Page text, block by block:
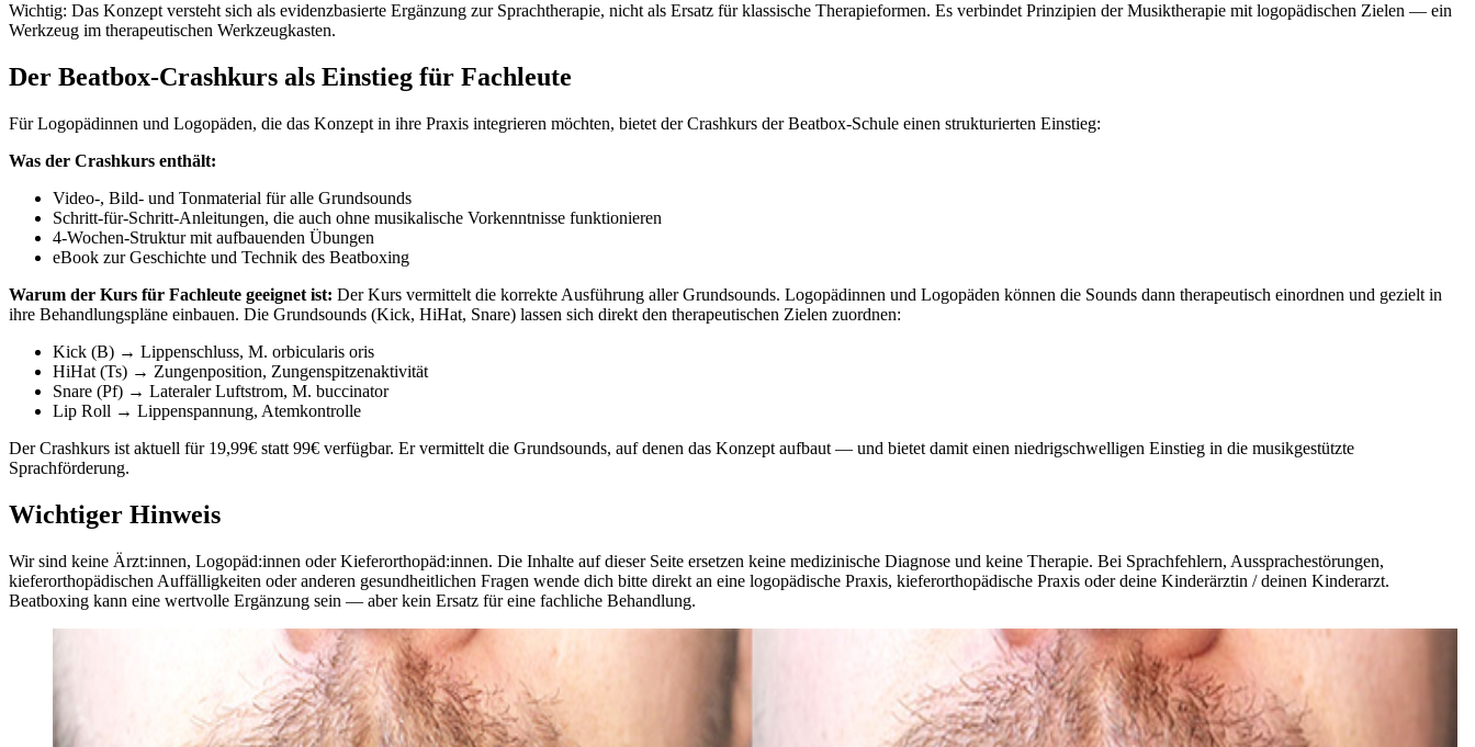
Wichtig: Das Konzept versteht sich als evidenzbasierte Ergänzung zur Sprachtherapie, nicht als Ersatz für klassische Therapieformen. Es verbindet Prinzipien der Musiktherapie mit logopädischen Zielen — ein
Werkzeug im therapeutischen Werkzeugkasten.
Der Beatbox-Crashkurs als Einstieg für Fachleute
Für Logopädinnen und Logopäden, die das Konzept in ihre Praxis integrieren möchten, bietet der Crashkurs der Beatbox-Schule einen strukturierten Einstieg:
Was der Crashkurs enthält:
Video-, Bild- und Tonmaterial für alle Grundsounds
Schritt-für-Schritt-Anleitungen, die auch ohne musikalische Vorkenntnisse funktionieren
4-Wochen-Struktur mit aufbauenden Übungen
eBook zur Geschichte und Technik des Beatboxing
Warum der Kurs für Fachleute geeignet ist: Der Kurs vermittelt die korrekte Ausführung aller Grundsounds. Logopädinnen und Logopäden können die Sounds dann therapeutisch einordnen und gezielt in
ihre Behandlungspläne einbauen. Die Grundsounds (Kick, HiHat, Snare) lassen sich direkt den therapeutischen Zielen zuordnen:
Kick (B) → Lippenschluss, M. orbicularis oris
HiHat (Ts) → Zungenposition, Zungenspitzenaktivität
Snare (Pf) → Lateraler Luftstrom, M. buccinator
Lip Roll → Lippenspannung, Atemkontrolle
Der Crashkurs ist aktuell für 19,99€ statt 99€ verfügbar. Er vermittelt die Grundsounds, auf denen das Konzept aufbaut — und bietet damit einen niedrigschwelligen Einstieg in die musikgestützte
Sprachförderung.
Wichtiger Hinweis
Wir sind keine Ärzt:innen, Logopäd:innen oder Kieferorthopäd:innen. Die Inhalte auf dieser Seite ersetzen keine medizinische Diagnose und keine Therapie. Bei Sprachfehlern, Aussprachestörungen,
kieferorthopädischen Auffälligkeiten oder anderen gesundheitlichen Fragen wende dich bitte direkt an eine logopädische Praxis, kieferorthopädische Praxis oder deine Kinderärztin / deinen Kinderarzt.
Beatboxing kann eine wertvolle Ergänzung sein — aber kein Ersatz für eine fachliche Behandlung.